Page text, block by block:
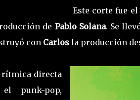
Este corte fue
de Pablo Solana. Se
con Carlos la producción
rítmica directa
punk-pop,